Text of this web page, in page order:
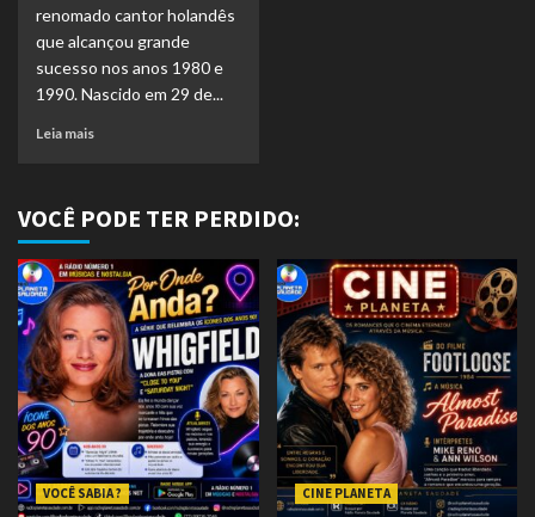
renomado cantor holandês
que alcançou grande
sucesso nos anos 1980 e
1990. Nascido em 29 de...
Leia mais
VOCÊ PODE TER PERDIDO:
VOCÊ SABIA ? CINE PLANETA